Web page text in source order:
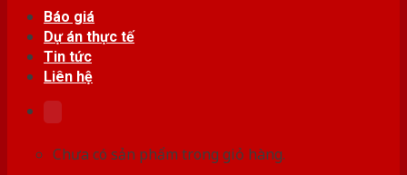
Báo giá
Dự án thực tế
Tin tức
Liên hệ
Chưa có sản phẩm trong giỏ hàng.